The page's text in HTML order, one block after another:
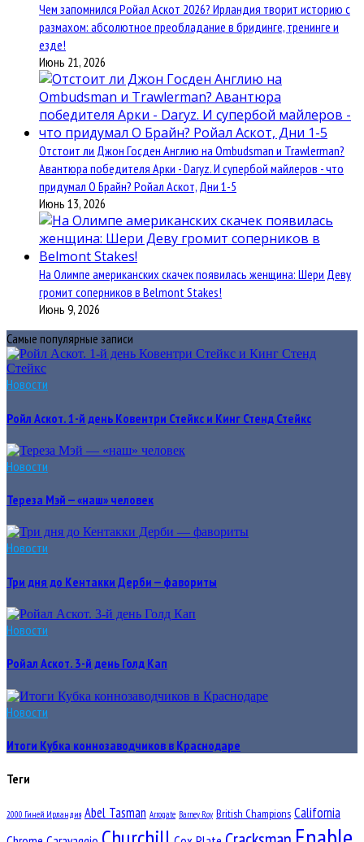
Чем запомнился Ройал Аскот 2026? Ирландия творит историю с
размахом: абсолютное преобладание в бридинге, тренинге и
езде!
Июнь 21, 2026
Отстоит ли Джон Госден Англию на Ombudsman и Trawlerman?
Авантюра победителя Арки - Daryz. И супербой майлеров - что
придумал О Брайн? Ройал Аскот, Дни 1-5
Июнь 13, 2026
На Олимпе американских скачек появилась женщина: Шери Деву
громит соперников в Belmont Stakes!
Июнь 9, 2026
Самые популярные записи
Новости
Ройл Аскот. 1-й день Ковентри Стейкс и Кинг Стенд Стейкс
Новости
Тереза Мэй — «наш» человек
Новости
Три дня до Кентакки Дерби — фавориты
Новости
Ройал Аскот. 3-й день Голд Кап
Новости
Итоги Кубка коннозаводчиков в Краснодаре
Теги
2000 Гиней Ирландия Abel Tasman Arrogate Barney Roy British Champions California